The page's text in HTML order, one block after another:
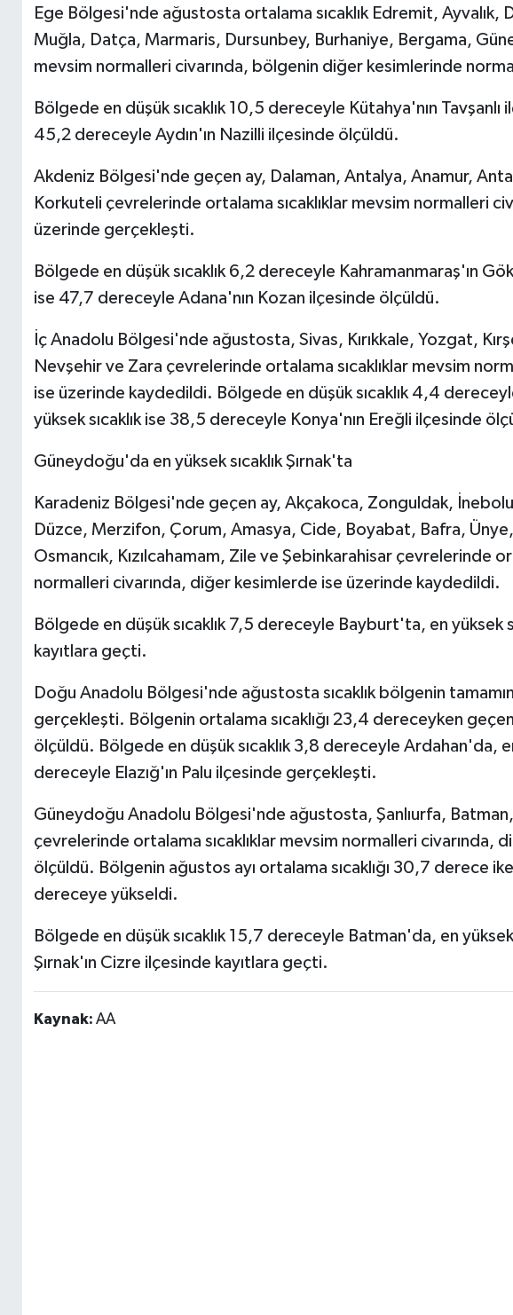
Ege Bölgesi'nde ağustosta ortalama sıcaklık Edremit, Ayvalık,
Muğla, Datça, Marmaris, Dursunbey, Burhaniye, Bergama,
mevsim normalleri civarında, bölgenin diğer kesimlerinde
Bölgede en düşük sıcaklık 10,5 dereceyle Kütahya'nın Tavşanlı
45,2 dereceyle Aydın'ın Nazilli ilçesinde ölçüldü.
Akdeniz Bölgesi'nde geçen ay, Dalaman, Antalya, Anamur,
Korkuteli çevrelerinde ortalama sıcaklıklar mevsim normalleri
üzerinde gerçekleşti.
Bölgede en düşük sıcaklık 6,2 dereceyle Kahramanmaraş'ın
ise 47,7 dereceyle Adana'nın Kozan ilçesinde ölçüldü.
İç Anadolu Bölgesi'nde ağustosta, Sivas, Kırıkkale, Yozgat,
Nevşehir ve Zara çevrelerinde ortalama sıcaklıklar mevsim
ise üzerinde kaydedildi. Bölgede en düşük sıcaklık 4,4
yüksek sıcaklık ise 38,5 dereceyle Konya'nın Ereğli ilçesinde
Güneydoğu'da en yüksek sıcaklık Şırnak'ta
Karadeniz Bölgesi'nde geçen ay, Akçakoca, Zonguldak,
Düzce, Merzifon, Çorum, Amasya, Cide, Boyabat, Bafra,
Osmancık, Kızılcahamam, Zile ve Şebinkarahisar çevrelerinde
normalleri civarında, diğer kesimlerde ise üzerinde kaydedildi.
Bölgede en düşük sıcaklık 7,5 dereceyle Bayburt'ta, en yüksek
kayıtlara geçti.
Doğu Anadolu Bölgesi'nde ağustosta sıcaklık bölgenin
gerçekleşti. Bölgenin ortalama sıcaklığı 23,4 dereceyken
ölçüldü. Bölgede en düşük sıcaklık 3,8 dereceyle Ardahan'da,
dereceyle Elazığ'ın Palu ilçesinde gerçekleşti.
Güneydoğu Anadolu Bölgesi'nde ağustosta, Şanlıurfa,
çevrelerinde ortalama sıcaklıklar mevsim normalleri civarında,
ölçüldü. Bölgenin ağustos ayı ortalama sıcaklığı 30,7 derece
dereceye yükseldi.
Bölgede en düşük sıcaklık 15,7 dereceyle Batman'da, en
Şırnak'ın Cizre ilçesinde kayıtlara geçti.
Kaynak: AA